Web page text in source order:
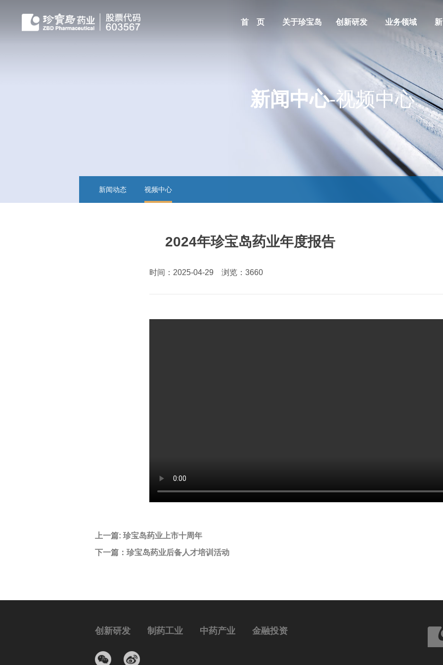
首 页 关于珍宝岛 创新研发 业务领域
新闻中心-视频中心
新闻动态 视频中心
2024年珍宝岛药业年度报告
时间：2025-04-29 浏览：3660
上一篇: 珍宝岛药业上市十周年
下一篇： 珍宝岛药业后备人才培训活动
创新研发 制药工业 中药产业 金融投资